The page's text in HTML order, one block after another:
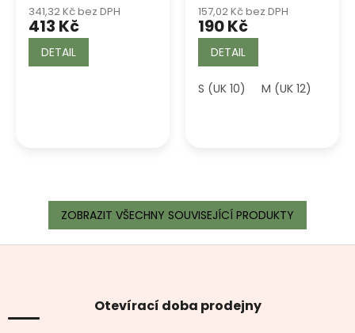
341,32 Kč bez DPH
413 Kč
DETAIL
157,02 Kč bez DPH
190 Kč
DETAIL
S (UK 10) M (UK 12)
ZOBRAZIT VŠECHNY SOUVISEJÍCÍ PRODUKTY
Z
Otevírací doba prodejny